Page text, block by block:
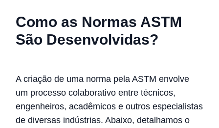
Como as Normas ASTM
São Desenvolvidas?
A criação de uma norma pela ASTM envolve
um processo colaborativo entre técnicos,
engenheiros, acadêmicos e outros especialistas
de diversas indústrias. Abaixo, detalhamos o